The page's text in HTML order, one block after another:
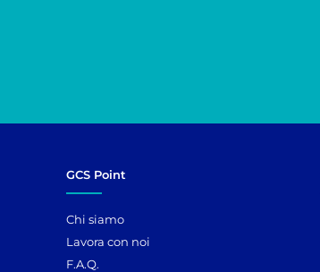
GCS Point
Chi siamo
Lavora con noi
F.A.Q.